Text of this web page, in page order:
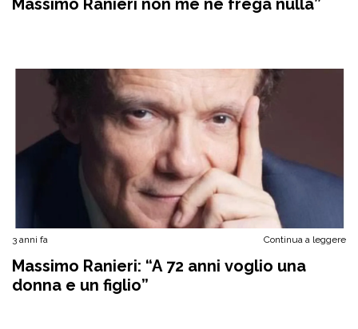
Massimo Ranieri non me ne frega nulla”
3 anni fa Continua a leggere
Massimo Ranieri: “A 72 anni voglio una
donna e un figlio”